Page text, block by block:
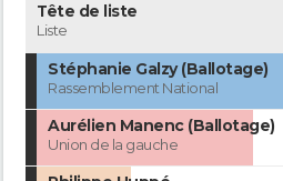
Tête de liste
Liste
Stéphanie Galzy (Ballotage)
Rassemblement National
Aurélien Manenc (Ballotage)
Union de la gauche